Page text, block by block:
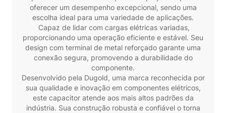
oferecer um desempenho excepcional, sendo uma
escolha ideal para uma variedade de aplicações.
Capaz de lidar com cargas elétricas variadas,
proporcionando uma operação eficiente e estável. Seu
design com terminal de metal reforçado garante uma
conexão segura, promovendo a durabilidade do
componente.
Desenvolvido pela Dugold, uma marca reconhecida por
sua qualidade e inovação em componentes elétricos,
este capacitor atende aos mais altos padrões da
indústria. Sua construção robusta e confiável o torna